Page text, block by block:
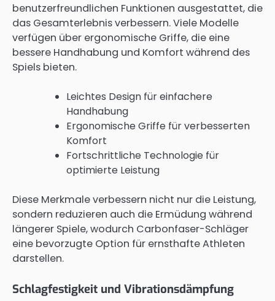
benutzerfreundlichen Funktionen ausgestattet, die
das Gesamterlebnis verbessern. Viele Modelle
verfügen über ergonomische Griffe, die eine
bessere Handhabung und Komfort während des
Spiels bieten.
Leichtes Design für einfachere
Handhabung
Ergonomische Griffe für verbesserten
Komfort
Fortschrittliche Technologie für
optimierte Leistung
Diese Merkmale verbessern nicht nur die Leistung,
sondern reduzieren auch die Ermüdung während
längerer Spiele, wodurch Carbonfaser-Schläger
eine bevorzugte Option für ernsthafte Athleten
darstellen.
Schlagfestigkeit und Vibrationsdämpfung